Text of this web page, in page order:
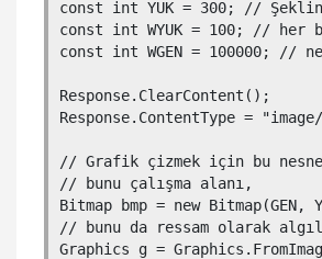
const int YUK = 300; //
const int WYUK = 100; // her
const int WGEN = 100000; //
Response.ClearContent();
Response.ContentType =
// Grafik çizmek için bu
// bunu çalışma alanı,
Bitmap bmp = new Bitmap(GEN,
// bunu da ressam olarak
Graphics g =